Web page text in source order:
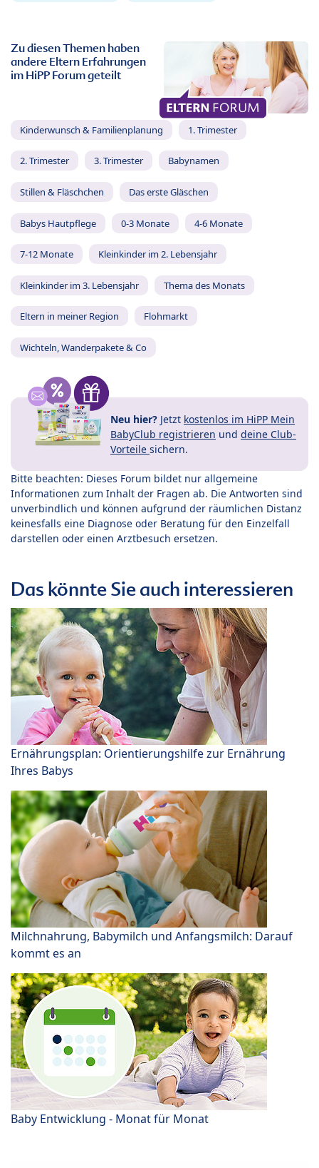
Zu diesen Themen haben
andere Eltern Erfahrungen
im HiPP Forum geteilt
Kinderwunsch & Familienplanung 1. Trimester
2. Trimester 3. Trimester Babynamen
Stillen & Fläschchen Das erste Gläschen
Babys Hautpflege 0-3 Monate 4-6 Monate
7-12 Monate Kleinkinder im 2. Lebensjahr
Kleinkinder im 3. Lebensjahr Thema des Monats
Eltern in meiner Region Flohmarkt
Wichteln, Wanderpakete & Co
Neu hier? Jetzt kostenlos im HiPP Mein
BabyClub registrieren und deine Club-
Vorteile sichern.
Bitte beachten: Dieses Forum bildet nur allgemeine
Informationen zum Inhalt der Fragen ab. Die Antworten sind
unverbindlich und können aufgrund der räumlichen Distanz
keinesfalls eine Diagnose oder Beratung für den Einzelfall
darstellen oder einen Arztbesuch ersetzen.
Das könnte Sie auch interessieren
Ernährungsplan: Orientierungshilfe zur Ernährung
Ihres Babys
Milchnahrung, Babymilch und Anfangsmilch: Darauf
kommt es an
Baby Entwicklung - Monat für Monat